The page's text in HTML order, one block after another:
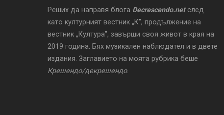
Реших да направя блога Decrescendo.net след
като културният вестник „К”, продължение на
вестник „Култура”, завърши своя живот в края на
2019 година. Бях музикален наблюдател и в двете
издания. Заглавието на моята рубрика беше
Крешендо/декрешендо.